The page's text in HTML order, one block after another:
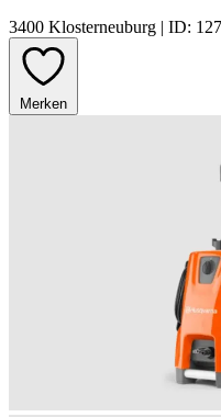
3400 Klosterneuburg | ID:
Merken